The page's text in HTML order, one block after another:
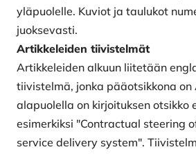
yläpuolelle. Kuviot ja taulukot
juoksevasti.
Artikkeleiden tiivistelmät
Artikkeleiden alkuun liitetään
tiivistelmä, jonka pääotsikkona on
alapuolella on kirjoituksen otsikko
esimerkiksi "Contractual steering
service delivery system".